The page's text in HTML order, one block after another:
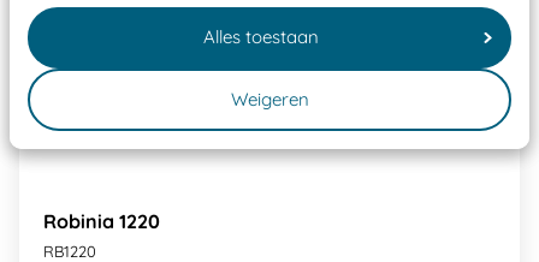
Alles toestaan
Weigeren
Robinia 1220
RB1220